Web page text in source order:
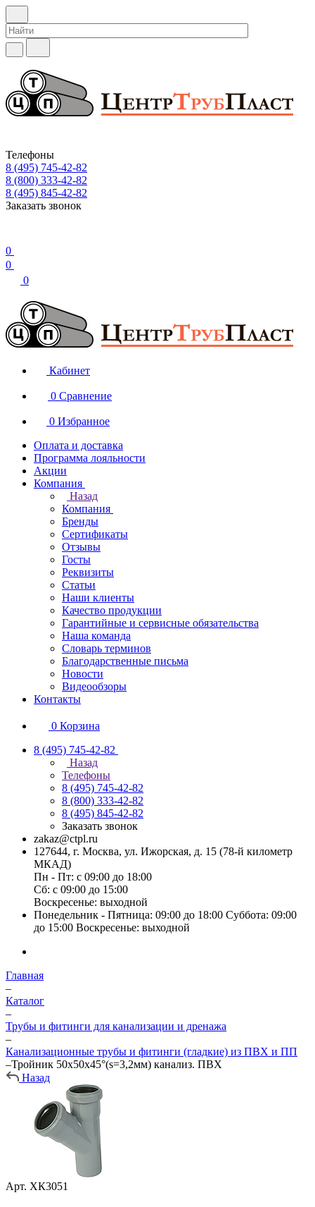
Телефоны
8 (495) 745-42-82
8 (800) 333-42-82
8 (495) 845-42-82
Заказать звонок
0
0
0
Кабинет
0 Сравнение
0 Избранное
Оплата и доставка
Программа лояльности
Акции
Компания
Назад
Компания
Бренды
Сертификаты
Отзывы
Госты
Реквизиты
Статьи
Наши клиенты
Качество продукции
Гарантийные и сервисные обязательства
Наша команда
Словарь терминов
Благодарственные письма
Новости
Видеообзоры
Контакты
0 Корзина
8 (495) 745-42-82
Назад
Телефоны
8 (495) 745-42-82
8 (800) 333-42-82
8 (495) 845-42-82
Заказать звонок
zakaz@ctpl.ru
127644, г. Москва, ул. Ижорская, д. 15 (78-й километр
МКАД)
Пн - Пт: с 09:00 до 18:00
Сб: с 09:00 до 15:00
Воскресенье: выходной
Понедельник - Пятница: 09:00 до 18:00 Суббота: 09:00
до 15:00 Воскресенье: выходной
Главная
–
Каталог
–
Трубы и фитинги для канализации и дренажа
–
Канализационные трубы и фитинги (гладкие) из ПВХ и ПП
–Тройник 50х50х45°(s=3,2мм) канализ. ПВХ
Назад
Арт. ХК3051